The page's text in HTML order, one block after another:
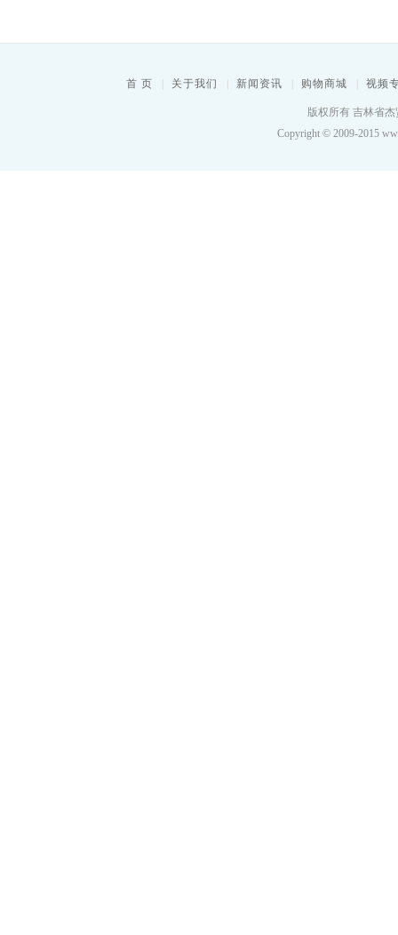
首 页 关于我们 新闻资讯 购物商城 视频
版权所有 吉林省
Copyright © 2009-2015